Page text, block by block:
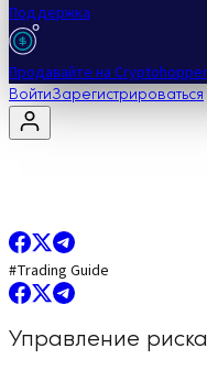
Поддержка
Продавайте на Cryptohopper
ВойтиЗарегистрироваться
#Trading Guide
Управление